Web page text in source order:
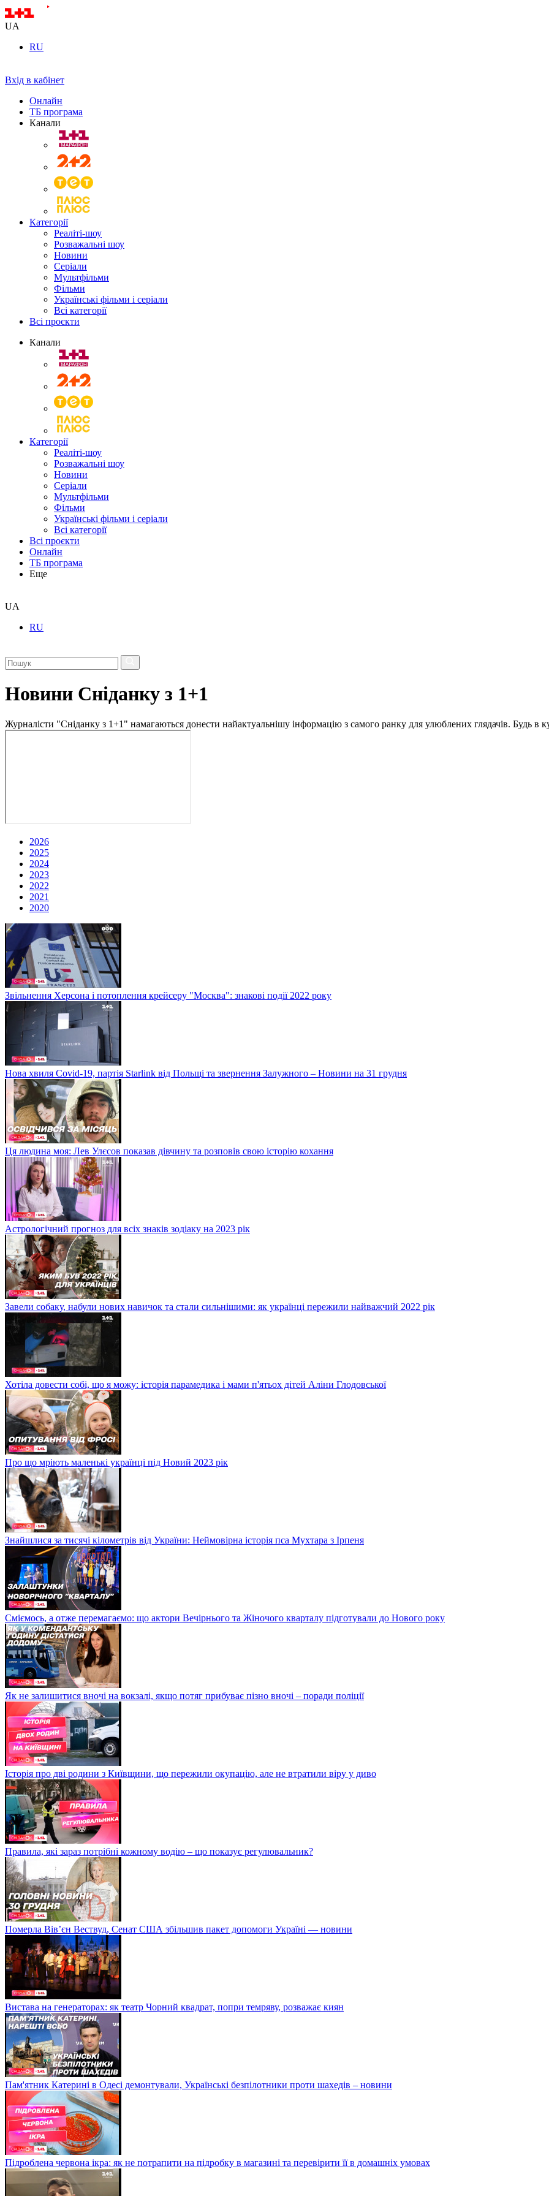
UA
RU
Вхід в кабінет
Онлайн
ТБ програма
Канали
Категорії
Реаліті-шоу
Розважальні шоу
Новини
Серіали
Мультфільми
Фільми
Українські фільми і серіали
Всі категорії
Всі проєкти
Канали
Категорії
Реаліті-шоу
Розважальні шоу
Новини
Серіали
Мультфільми
Фільми
Українські фільми і серіали
Всі категорії
Всі проєкти
Онлайн
ТБ програма
Еще
UA
RU
Новини Сніданку з 1+1
Журналісти "Сніданку з 1+1" намагаються донести найактуальнішу інформацію з самого ранку для улюблених глядачів. Будь в
2026
2025
2024
2023
2022
2021
2020
Звільнення Херсона і потоплення крейсеру "Москва": знакові події 2022 року
Нова хвиля Covid-19, партія Starlink від Польщі та звернення Залужного – Новини на 31 грудня
Ця людина моя: Лев Улєсов показав дівчину та розповів свою історію кохання
Астрологічний прогноз для всіх знаків зодіаку на 2023 рік
Завели собаку, набули нових навичок та стали сильнішими: як українці пережили найважчий 2022 рік
Хотіла довести собі, що я можу: історія парамедика і мами п'ятьох дітей Аліни Глодовської
Про що мріють маленькі українці під Новий 2023 рік
Знайшлися за тисячі кілометрів від України: Неймовірна історія пса Мухтара з Ірпеня
Сміємось, а отже перемагаємо: що актори Вечірнього та Жіночого кварталу підготували до Нового року
Як не залишитися вночі на вокзалі, якщо потяг прибуває пізно вночі – поради поліції
Історія про дві родини з Київщини, що пережили окупацію, але не втратили віру у диво
Правила, які зараз потрібні кожному водію – що показує регулювальник?
Померла Вівʼєн Вествуд, Сенат США збільшив пакет допомоги Україні — новини
Вистава на генераторах: як театр Чорний квадрат, попри темряву, розважає киян
Пам'ятник Катерині в Одесі демонтували, Українські безпілотники проти шахедів – новини
Підроблена червона ікра: як не потрапити на підробку в магазині та перевірити її в домашніх умовах